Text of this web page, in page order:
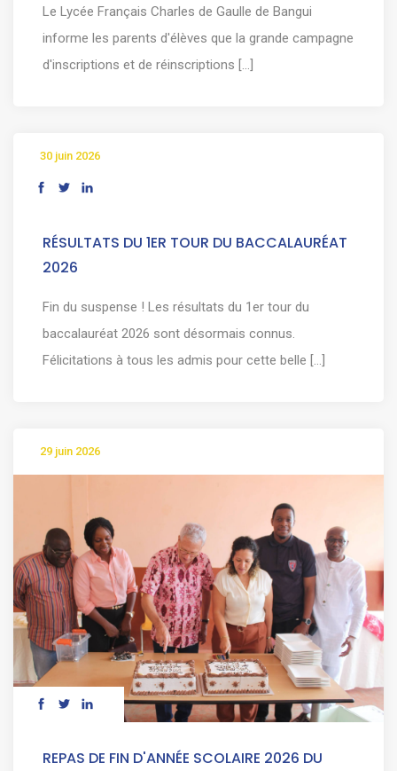
Le Lycée Français Charles de Gaulle de Bangui
informe les parents d'élèves que la grande campagne
d'inscriptions et de réinscriptions [...]
30 juin 2026
RÉSULTATS DU 1ER TOUR DU BACCALAURÉAT
2026
Fin du suspense ! Les résultats du 1er tour du
baccalauréat 2026 sont désormais connus.
Félicitations à tous les admis pour cette belle [...]
29 juin 2026
REPAS DE FIN D'ANNÉE SCOLAIRE 2026 DU